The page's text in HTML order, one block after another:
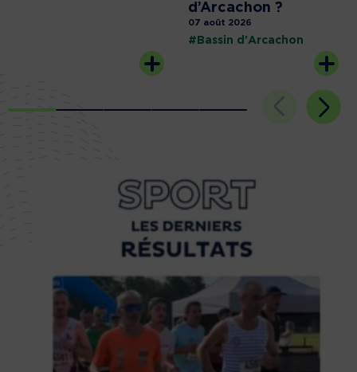
d’Arcachon ?
07 août 2026
#Bassin d'Arcachon